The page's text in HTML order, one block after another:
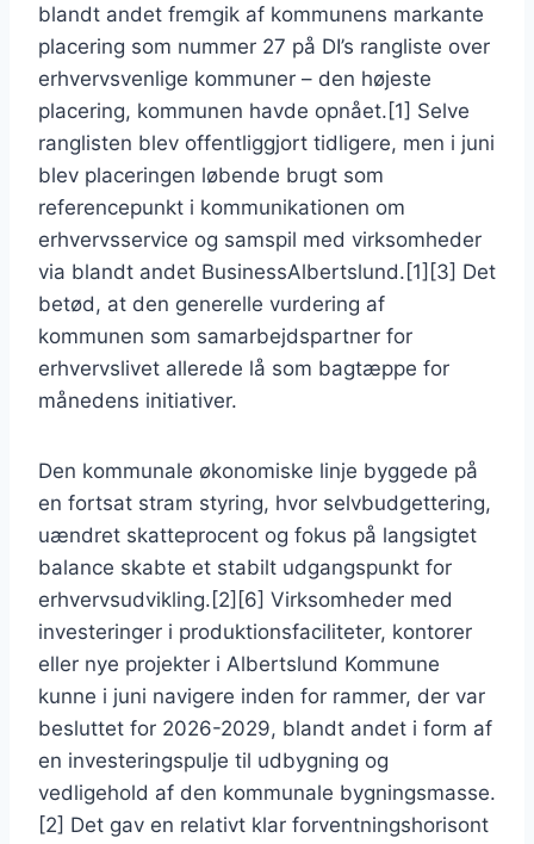
blandt andet fremgik af kommunens markante
placering som nummer 27 på DI’s rangliste over
erhvervsvenlige kommuner – den højeste
placering, kommunen havde opnået.[1] Selve
ranglisten blev offentliggjort tidligere, men i juni
blev placeringen løbende brugt som
referencepunkt i kommunikationen om
erhvervsservice og samspil med virksomheder
via blandt andet BusinessAlbertslund.[1][3] Det
betød, at den generelle vurdering af
kommunen som samarbejdspartner for
erhvervslivet allerede lå som bagtæppe for
månedens initiativer.
Den kommunale økonomiske linje byggede på
en fortsat stram styring, hvor selvbudgettering,
uændret skatteprocent og fokus på langsigtet
balance skabte et stabilt udgangspunkt for
erhvervsudvikling.[2][6] Virksomheder med
investeringer i produktionsfaciliteter, kontorer
eller nye projekter i Albertslund Kommune
kunne i juni navigere inden for rammer, der var
besluttet for 2026-2029, blandt andet i form af
en investeringspulje til udbygning og
vedligehold af den kommunale bygningsmasse.
[2] Det gav en relativt klar forventningshorisont